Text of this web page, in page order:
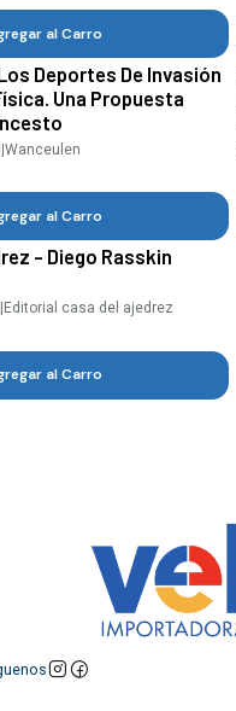
al Carro
Deportes De Invasión
Una Propuesta
|Wanceulen
al Carro
- Diego Rasskin
Editorial casa del ajedrez
al Carro